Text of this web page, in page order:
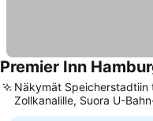
Premier Inn
Näkymät Speicherstadtiin
Zollkanalille, Suora U-
edestä